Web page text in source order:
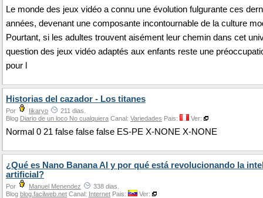
Le monde des jeux vidéo a connu une évolution fulgurante ces
années, devenant une composante incontournable de la culture
Pourtant, si les adultes trouvent aisément leur chemin dans cet
question des jeux vidéo adaptés aux enfants reste une
pour l
Historias del cazador - Los titanes
Por Iikaryo
211 dias.
Blog Diario de un loco No cualquiera Canal: Variedades Pais: Ver:
Normal 0 21 false false false ES-PE X-NONE X-NONE
¿Qué es Nano Banana AI y por qué está revolucionando la
artificial?
Por Manuel Menendez
338 dias.
Blog blog.facilweb.net Canal: Internet Pais: Ver: